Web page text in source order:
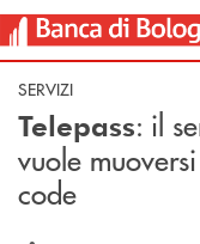
Salta al contenuto principale
SERVIZI
Telepass: il
vuole
code